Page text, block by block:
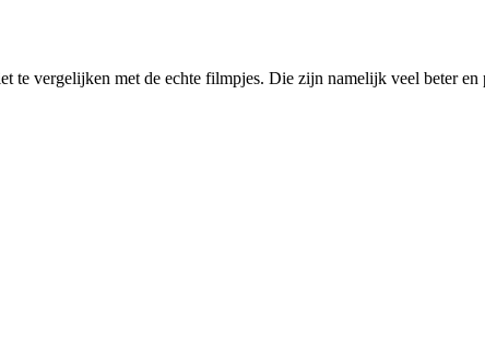
vergelijken met de echte filmpjes. Die zijn namelijk veel beter en